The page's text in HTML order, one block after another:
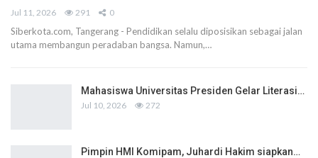
Jul 11, 2026 291 0
Siberkota.com, Tangerang - Pendidikan selalu diposisikan sebagai jalan
utama membangun peradaban bangsa. Namun,…
Mahasiswa Universitas Presiden Gelar Literasi…
Jul 10, 2026 272
Pimpin HMI Komipam, Juhardi Hakim siapkan…